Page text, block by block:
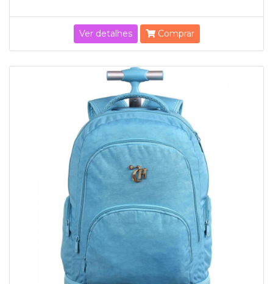
Ver detalhes Comprar